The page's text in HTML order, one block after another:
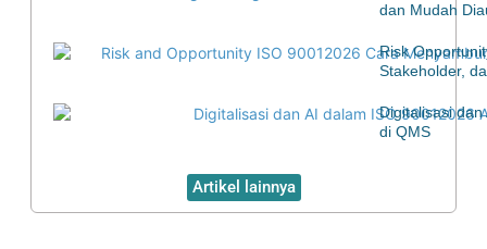
dan Mudah
Risk
Stakeholder,
Digitalisasi
di QMS
Artikel lainnya